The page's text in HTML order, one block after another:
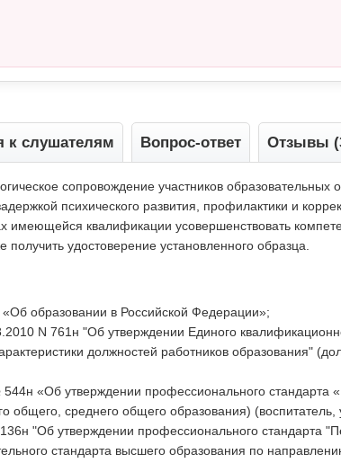
к слушателям Вопрос-ответ Отзывы
сопровождение участников
психического развития, профилактики и
имеющейся квалификации усовершенствовать
удостоверение установленного образца.
образовании в Российской Федерации»;
N 761н "Об утверждении Единого
должностей работников образования"
«Об утверждении профессионального стандарта
общего, среднего общего образования) (воспитатель,
"Об утверждении профессионального стандарта
стандарта высшего образования по